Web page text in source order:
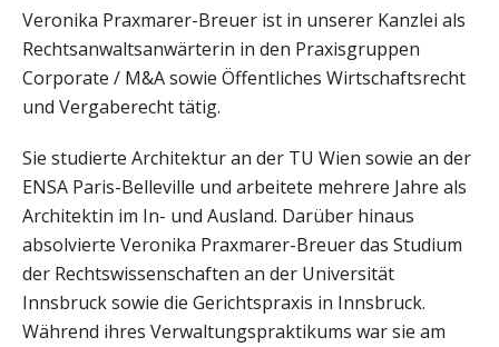
Veronika Praxmarer-Breuer ist in unserer Kanzlei als
Rechtsanwaltsanwärterin in den Praxisgruppen
Corporate / M&A sowie Öffentliches Wirtschaftsrecht
und Vergaberecht tätig.
Sie studierte Architektur an der TU Wien sowie an der
ENSA Paris-Belleville und arbeitete mehrere Jahre als
Architektin im In- und Ausland. Darüber hinaus
absolvierte Veronika Praxmarer-Breuer das Studium
der Rechtswissenschaften an der Universität
Innsbruck sowie die Gerichtspraxis in Innsbruck.
Während ihres Verwaltungspraktikums war sie am